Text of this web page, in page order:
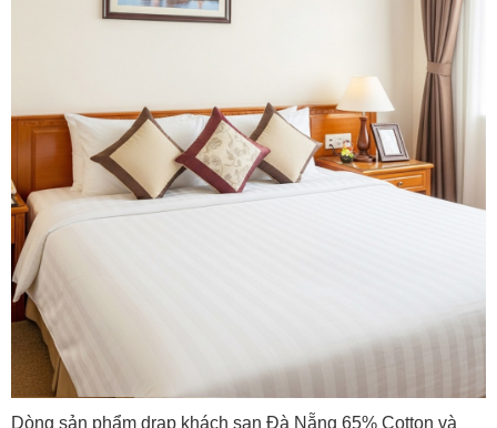
Dòng sản phẩm drap khách sạn Đà Nẵng 65% Cotton và